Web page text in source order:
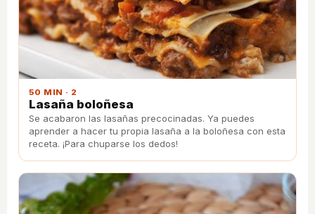
50 MIN · 2
Lasaña boloñesa
Se acabaron las lasañas precocinadas. Ya puedes
aprender a hacer tu propia lasaña a la boloñesa con esta
receta. ¡Para chuparse los dedos!